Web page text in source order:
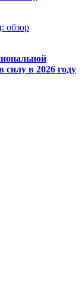
обзор
в 2026 году